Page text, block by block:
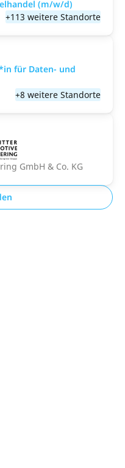
(m/w/d)
+113 weitere Standorte
für Daten- und
+8 weitere Standorte
GmbH & Co. KG